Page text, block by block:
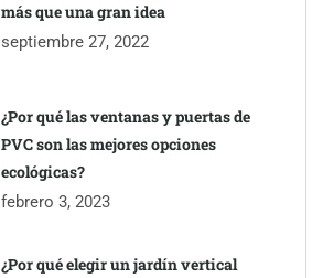
más que una gran idea
septiembre 27, 2022
¿Por qué las ventanas y puertas de
PVC son las mejores opciones
ecológicas?
febrero 3, 2023
¿Por qué elegir un jardín vertical